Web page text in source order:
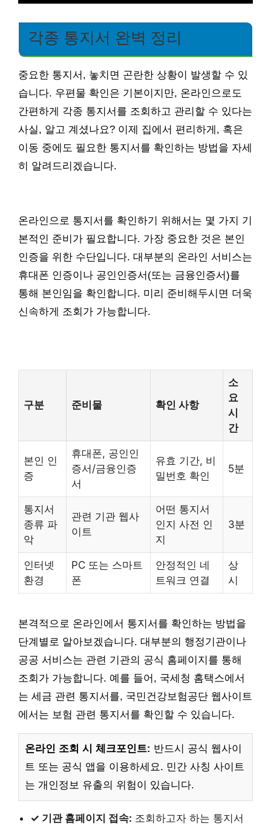
각종 통지서 완벽 정리
중요한 통지서, 놓치면 곤란한 상황이 발생할 수 있
습니다. 우편물 확인은 기본이지만, 온라인으로도
간편하게 각종 통지서를 조회하고 관리할 수 있다는
사실, 알고 계셨나요? 이제 집에서 편리하게, 혹은
이동 중에도 필요한 통지서를 확인하는 방법을 자세
히 알려드리겠습니다.
온라인으로 통지서를 확인하기 위해서는 몇 가지 기
본적인 준비가 필요합니다. 가장 중요한 것은 본인
인증을 위한 수단입니다. 대부분의 온라인 서비스는
휴대폰 인증이나 공인인증서(또는 금융인증서)를
통해 본인임을 확인합니다. 미리 준비해두시면 더욱
신속하게 조회가 가능합니다.
구분 준비물 확인 사항
소
요
시
간
본인 인
증
휴대폰, 공인인
증서/금융인증
서
유효 기간, 비
밀번호 확인
5분
통지서
종류 파
악
관련 기관 웹사
이트
어떤 통지서
인지 사전 인
지
3분
인터넷
환경
PC 또는 스마트
폰
안정적인 네
트워크 연결
상
시
본격적으로 온라인에서 통지서를 확인하는 방법을
단계별로 알아보겠습니다. 대부분의 행정기관이나
공공 서비스는 관련 기관의 공식 홈페이지를 통해
조회가 가능합니다. 예를 들어, 국세청 홈택스에서
는 세금 관련 통지서를, 국민건강보험공단 웹사이트
에서는 보험 관련 통지서를 확인할 수 있습니다.
온라인 조회 시 체크포인트: 반드시 공식 웹사이
트 또는 공식 앱을 이용하세요. 민간 사칭 사이트
는 개인정보 유출의 위험이 있습니다.
✓ 기관 홈페이지 접속: 조회하고자 하는 통지서